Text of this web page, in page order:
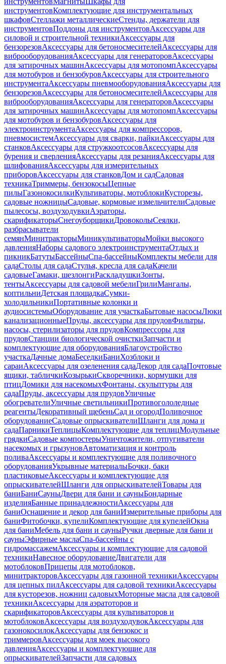
инструментовКомплектующие для инструментальных
шкафовСтеллажи металлическиеСтенды, держатели для
инструментовПоддоны для инструментовАксессуары для
силовой и строительной техникиАксессуары для
бензорезовАксессуары для бетоносмесителейАксессуары для
виброоборудованияАксессуары для генераторовАксессуары
для затирочных машинАксессуары для мотопомпАксессуары
для мотобуров и бензобуровАксессуары для строительного
инструментаАксессуары пневмооборудованияАксессуары для
бензорезовАксессуары для бетоносмесителейАксессуары для
виброоборудованияАксессуары для генераторовАксессуары
для затирочных машинАксессуары для мотопомпАксессуары
для мотобуров и бензобуровАксессуары для
электроинструментаАксессуары для компрессоров,
пневмосистемАксессуары для сварки, пайкиАксессуары для
станковАксессуары для стружкоотсосовАксессуары для
бурения и сверленияАксессуары для резанияАксессуары для
шлифованияАксессуары для измерительных
приборовАксессуары для станковДом и садСадовая
техникаТриммеры, бензокосыЦепные
пилыГазонокосилкиКультиваторы, мотоблокиКусторезы,
садовые ножницыСадовые, кормовые измельчителиСадовые
пылесосы, воздуходувкиАэраторы,
скарификаторыСнегоуборщикиДровоколыСеялки,
разбрасыватели
семянМинитракторыМиникультиваторыМойки высокого
давленияНаборы садового электроинструментаОтдых и
пикникБатутыБассейныСпа-бассейныКомплекты мебели для
садаСтолы для садаСтулья, кресла для садаКачели
садовыеГамаки, шезлонгиРаскладушкиЗонты,
тентыАксессуары для садовой мебелиГрилиМангалы,
коптильниДетская площадкаСумки-
холодильникиПортативные колонки и
аудиосистемыОборудование для участкаБытовые насосыЛюки
канализационныеПруды, аксессуары для прудовФильтры,
насосы, стерилизаторы для прудовКомпрессоры для
прудовСтанции биологической очисткиЗапчасти и
комплектующие для оборудованияБлагоустройство
участкаДачные домаБеседкиБаниХозблоки и
сараиАксессуары для озеленения садаДекор для садаПочтовые
ящики, табличкиКозырькиСкворечники, кормушки для
птицДомики для насекомыхФонтаны, скульптуры для
садаПруды, аксессуары для прудовУличные
обогревателиУличные светильникиПротивогололедные
реагентыДекоративный щебеньСад и огородПоливочное
оборудованиеСадовые опрыскивателиШланги для дома и
садаПарникиТеплицыКомплектующие для теплицМодульные
грядкиСадовые компостерыУничтожители, отпугиватели
насекомых и грызуновАвтоматизация и контроль
поливаАксессуары и комплектующие для поливочного
оборудованияУкрывные материалыБочки, баки
пластиковыеАксессуары и комплектующие для
опрыскивателейШланги для опрыскивателейТовары для
баниБаниСауныДвери для бани и сауныБондарные
изделияБанные принадлежностиАксессуары для
баниОснащение и декор для баниИзмерительные приборы для
баниФитобочки, купелиКомплектующие для купелейОкна
для баниМебель для бани и сауныРучки дверные для бани и
сауныЭфирные маслаСпа-бассейны с
гидромассажемАксессуары и комплектующие для садовой
техникиНавесное оборудованиеДвигатели для
мотоблоковПрицепы для мотоблоков,
минитракторовАксессуары для газонной техникиАксессуары
для цепных пилАксессуары для садовой техникиАксессуары
для кусторезов, ножниц садовыхМоторные масла для садовой
техникиАксессуары для аэратоторов и
скарификаторовАксессуары для культиваторов и
мотоблоковАксессуары для воздуходувокАксессуары для
газонокосилокАксессуары для бензокос и
триммеровАксессуары для моек высокого
давленияАксессуары и комплектующие для
опрыскивателейЗапчасти для садовых